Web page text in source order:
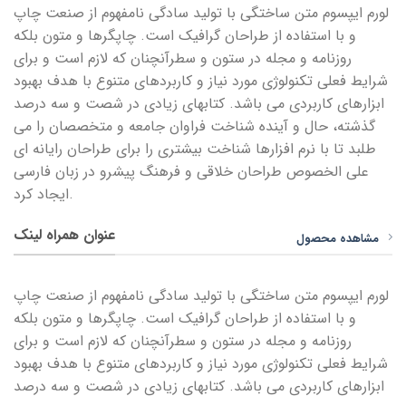
لورم ایپسوم متن ساختگی با تولید سادگی نامفهوم از صنعت چاپ
و با استفاده از طراحان گرافیک است. چاپگرها و متون بلکه
روزنامه و مجله در ستون و سطرآنچنان که لازم است و برای
شرایط فعلی تکنولوژی مورد نیاز و کاربردهای متنوع با هدف بهبود
ابزارهای کاربردی می باشد. کتابهای زیادی در شصت و سه درصد
گذشته، حال و آینده شناخت فراوان جامعه و متخصصان را می
طلبد تا با نرم افزارها شناخت بیشتری را برای طراحان رایانه ای
علی الخصوص طراحان خلاقی و فرهنگ پیشرو در زبان فارسی
ایجاد کرد.
عنوان همراه لینک
مشاهده محصول
لورم ایپسوم متن ساختگی با تولید سادگی نامفهوم از صنعت چاپ
و با استفاده از طراحان گرافیک است. چاپگرها و متون بلکه
روزنامه و مجله در ستون و سطرآنچنان که لازم است و برای
شرایط فعلی تکنولوژی مورد نیاز و کاربردهای متنوع با هدف بهبود
ابزارهای کاربردی می باشد. کتابهای زیادی در شصت و سه درصد